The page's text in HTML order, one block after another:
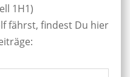
1H1)
fährst, findest Du hier